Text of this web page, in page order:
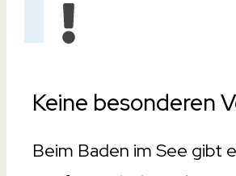
Keine besonderen
Beim Baden im See gibt